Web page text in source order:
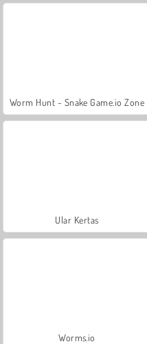
Worm Hunt - Snake Game.io Zone
Ular Kertas
Worms.io